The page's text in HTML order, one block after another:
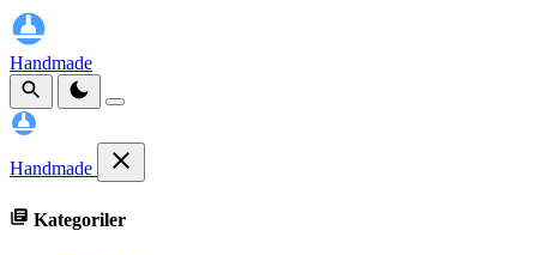
Handmade
Handmade
Kategoriler